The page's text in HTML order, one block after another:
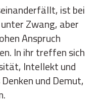
ist bei
Zwang, aber
Anspruch
In ihr treffen sich
Intellekt und
und Demut,